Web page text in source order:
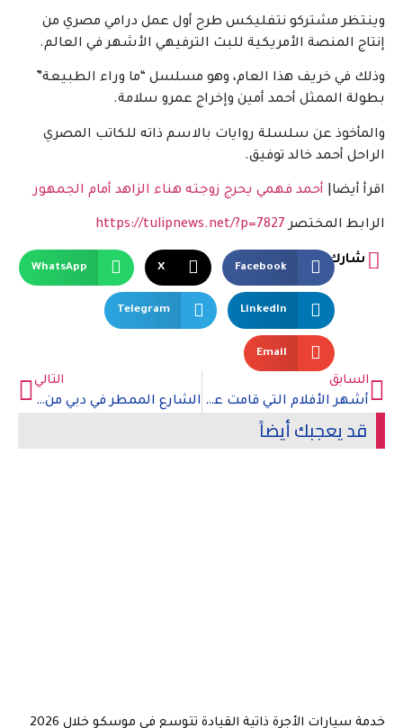
وينتظر مشتركو نتفليكس طرح أول عمل درامي مصري من
إنتاج المنصة الأمريكية للبث الترفيهي الأشهر في العالم.
وذلك في خريف هذا العام، وهو مسلسل “ما وراء الطبيعة”
بطولة الممثل أحمد أمين وإخراج عمرو سلامة.
والمأخوذ عن سلسلة روايات بالاسم ذاته للكاتب المصري
الراحل أحمد خالد توفيق.
اقرأ أيضا| أحمد فهمي يحرج زوجته هناء الزاهد أمام الجمهور
الرابط المختصر https://tulipnews.net/?p=7827
شارك
Facebook
X
WhatsApp
LinkedIn
Telegram
Email
السابق
أشهر الأفلام التي قامت على فن طهي الطعام
التالي
الشارع الممطر في دبي من الغرائب السياحية
قد يعجبك أيضاً
خدمة سيارات الأجرة ذاتية القيادة تتوسع في موسكو خلال 2026